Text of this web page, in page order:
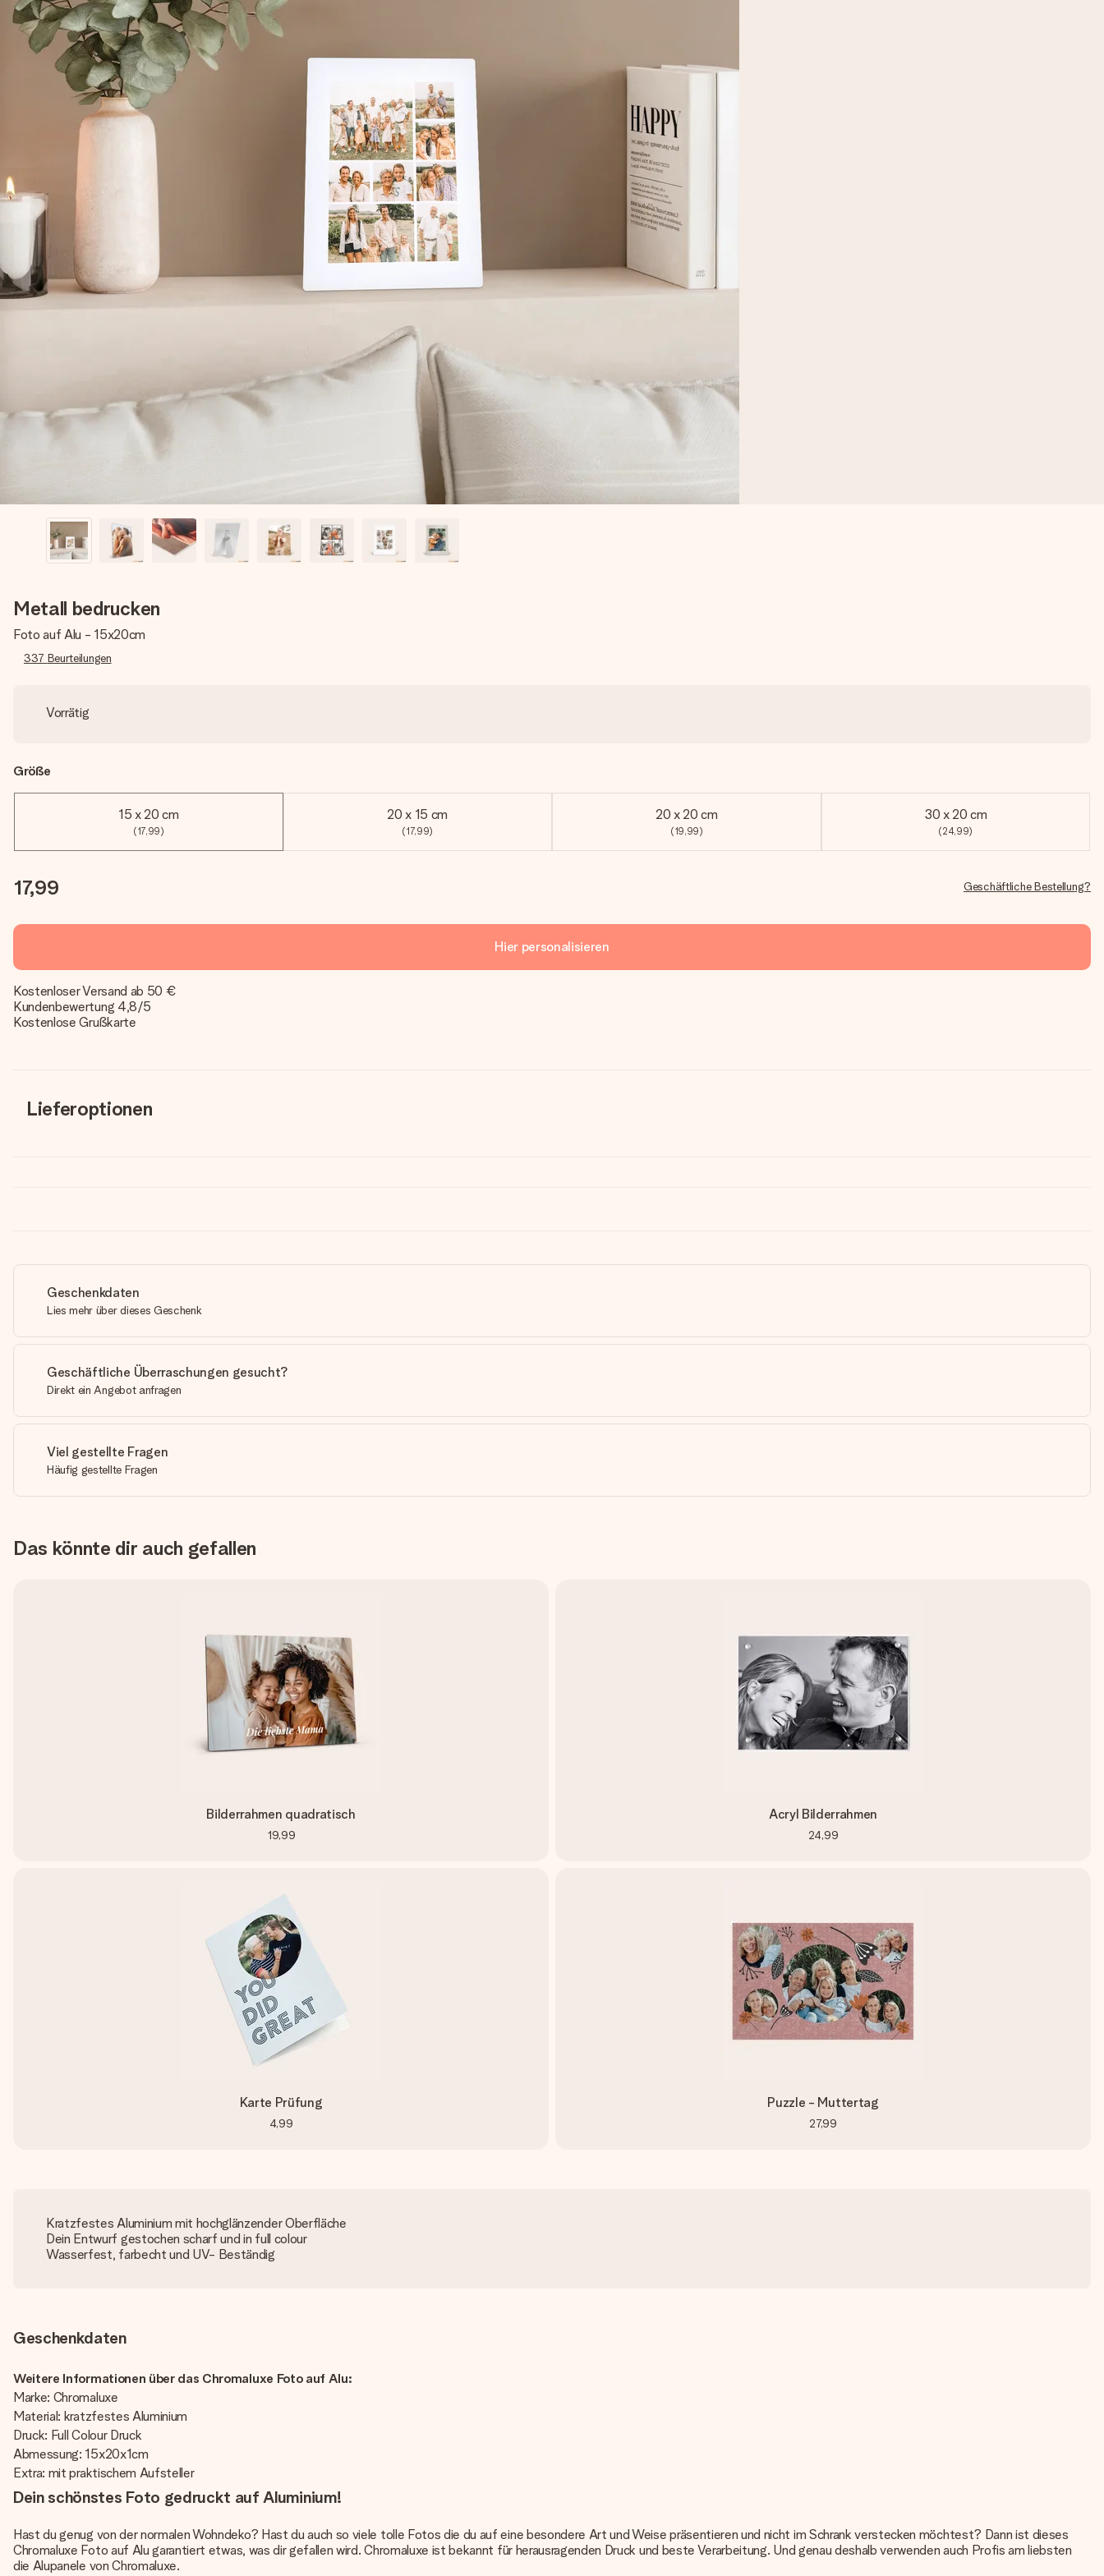
Metall bedrucken
Foto auf Alu - 15x20cm
337 Beurteilungen
Vorrätig
Größe
15 x 20 cm
(17,99)
20 x 15 cm
(17,99)
20 x 20 cm
(19,99)
30 x 20 cm
(24,99)
17,99 Geschäftliche Bestellung?
Hier personalisieren
Kostenloser Versand ab 50 €
Kundenbewertung 4,8/5
Kostenlose Grußkarte
Lieferoptionen
Geschenkdaten
Lies mehr über dieses Geschenk
Geschäftliche Überraschungen gesucht?
Direkt ein Angebot anfragen
Viel gestellte Fragen
Häufig gestellte Fragen
Das könnte dir auch gefallen
Bilderrahmen quadratisch
19,99
Acryl Bilderrahmen
24,99
Karte Prüfung
4,99
Puzzle - Muttertag
27,99
Kratzfestes Aluminium mit hochglänzender Oberfläche
Dein Entwurf gestochen scharf und in full colour
Wasserfest, farbecht und UV- Beständig
Geschenkdaten
Weitere Informationen über das Chromaluxe Foto auf Alu:
Marke: Chromaluxe
Material: kratzfestes Aluminium
Druck: Full Colour Druck
Abmessung: 15x20x1cm
Extra: mit praktischem Aufsteller
Dein schönstes Foto gedruckt auf Aluminium!
Hast du genug von der normalen Wohndeko? Hast du auch so viele tolle Fotos die du auf eine besondere Art und Weise präsentieren und nicht im Schrank verstecken möchtest? Dann ist dieses
Chromaluxe Foto auf Alu garantiert etwas, was dir gefallen wird. Chromaluxe ist bekannt für herausragenden Druck und beste Verarbeitung. Und genau deshalb verwenden auch Profis am liebsten
die Alupanele von Chromaluxe.